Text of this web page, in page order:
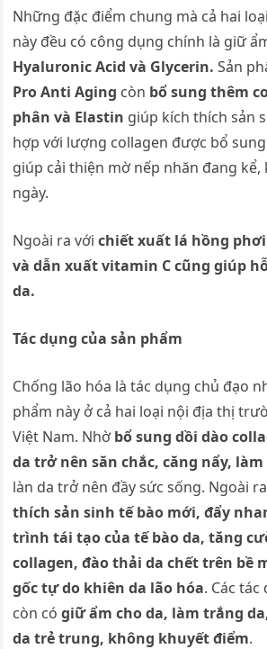
Những đặc điểm chung mà cả hai
này đều có công dụng chính là giữ
Hyaluronic Acid và Glycerin. Sản
Pro Anti Aging còn bổ sung thêm
phân và Elastin giúp kích thích sản
hợp với lượng collagen được bổ
giúp cải thiện mờ nếp nhăn đang kể,
ngày.
Ngoài ra vớichiết xuất lá hồng
và dẫn xuất vitamin C cũng giúp
da.
Tác dụng của sản phẩm
Chống lão hóa là tác dụng chủ đạo
phẩm này ở cả hai loại nội địa thị
Việt Nam. Nhờbổ sung dồi dào
da trở nên săn chắc, căng nẩy,
làn da trở nên đầy sức sống. Ngoài
thích sản sinh tế bào mới, đẩy
trình tái tạo của tế bào da, tăng
collagen, đào thải da chết trên bề
gốc tự do khiên da lão hóa. Các
còn cógiữ ẩm cho da, làm trắng
da trẻ trung, không khuyết điểm.